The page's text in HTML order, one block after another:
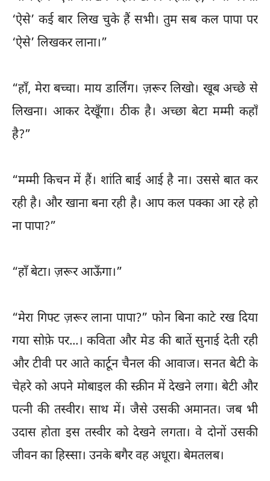
‘ऐसे’ कई बार लिख चुके हैं सभी। तुम सब कल पापा पर
‘ऐसे’ लिखकर लाना।”
“हाँ, मेरा बच्चा। माय डार्लिंग। ज़रूर लिखो। खूब अच्छे से
लिखना। आकर देखूँगा। ठीक है। अच्छा बेटा मम्मी कहाँ
है?”
“मम्मी किचन में हैं। शांति बाई आई है ना। उससे बात कर
रही है। और खाना बना रही है। आप कल पक्का आ रहे हो
ना पापा?”
“हाँ बेटा। ज़रूर आऊँगा।”
“मेरा गिफ्ट ज़रूर लाना पापा?” फोन बिना काटे रख दिया
गया सोफ़े पर...। कविता और मेड की बातें सुनाई देती रही
और टीवी पर आते कार्टून चैनल की आवाज। सनत बेटी के
चेहरे को अपने मोबाइल की स्क्रीन में देखने लगा। बेटी और
पत्नी की तस्वीर। साथ में। जैसे उसकी अमानत। जब भी
उदास होता इस तस्वीर को देखने लगता। वे दोनों उसकी
जीवन का हिस्सा। उनके बगैर वह अधूरा। बेमतलब।